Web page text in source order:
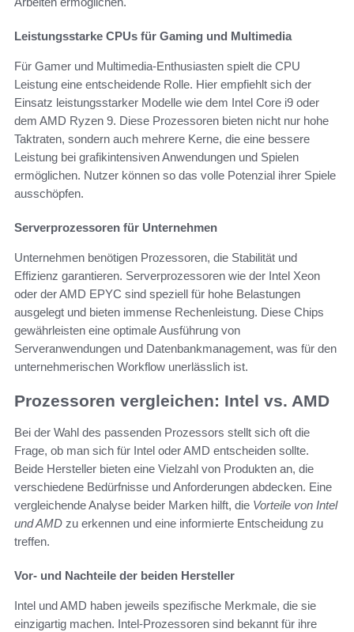
Leistungsstarke CPUs für Gaming und Multimedia
Für Gamer und Multimedia-Enthusiasten spielt die CPU
Leistung eine entscheidende Rolle. Hier empfiehlt sich der
Einsatz leistungsstarker Modelle wie dem Intel Core i9 oder
dem AMD Ryzen 9. Diese Prozessoren bieten nicht nur hohe
Taktraten, sondern auch mehrere Kerne, die eine bessere
Leistung bei grafikintensiven Anwendungen und Spielen
ermöglichen. Nutzer können so das volle Potenzial ihrer Spiele
ausschöpfen.
Serverprozessoren für Unternehmen
Unternehmen benötigen Prozessoren, die Stabilität und
Effizienz garantieren. Serverprozessoren wie der Intel Xeon
oder der AMD EPYC sind speziell für hohe Belastungen
ausgelegt und bieten immense Rechenleistung. Diese Chips
gewährleisten eine optimale Ausführung von
Serveranwendungen und Datenbankmanagement, was für den
unternehmerischen Workflow unerlässlich ist.
Prozessoren vergleichen: Intel vs. AMD
Bei der Wahl des passenden Prozessors stellt sich oft die
Frage, ob man sich für Intel oder AMD entscheiden sollte.
Beide Hersteller bieten eine Vielzahl von Produkten an, die
verschiedene Bedürfnisse und Anforderungen abdecken. Eine
vergleichende Analyse beider Marken hilft, die Vorteile von Intel
und AMD zu erkennen und eine informierte Entscheidung zu
treffen.
Vor- und Nachteile der beiden Hersteller
Intel und AMD haben jeweils spezifische Merkmale, die sie
einzigartig machen. Intel-Prozessoren sind bekannt für ihre